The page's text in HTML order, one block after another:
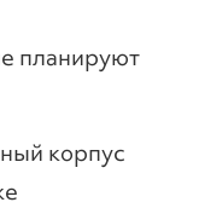
планируют
корпус